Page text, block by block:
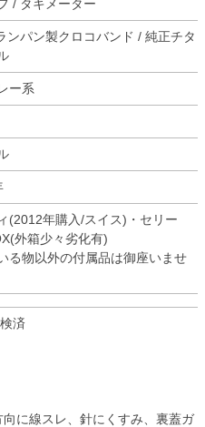
/ タキメーター
ンパン製クロコバンド / 純正チタ
ー系
(2012年購入/スイス)・セリー
外箱少々劣化有)
る物以外の付属品は御座いませ
済
向に線スレ、針にくすみ、裏蓋ガ